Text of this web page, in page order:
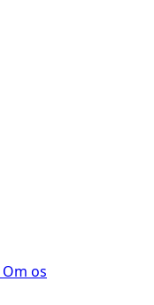
Om os